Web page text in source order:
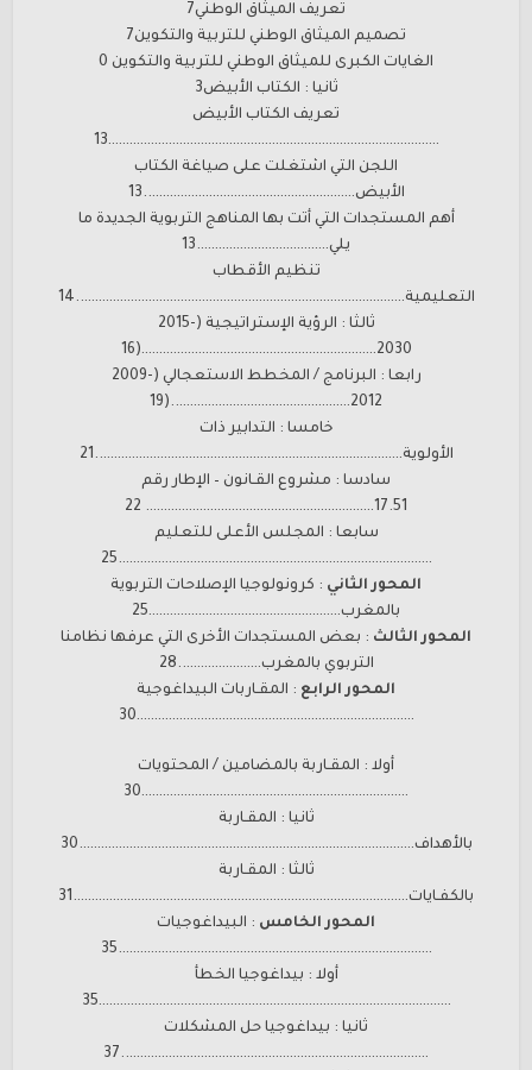
تعريف الميثاق الوطني7
تصميم الميثاق الوطني للتربية والتكوين7
الغايات الكبرى للميثاق الوطني للتربية والتكوين 0
ثانيا : الكتاب الأبيض3
تعريف الكتاب الأبيض
…………………………………………………………………………………13
اللجن التي اشتغلت على صياغة الكتاب
الأبيض…………………………………………………..13
أهم المستجدات التي أتت بها المناهج التربوية الجديدة ما
يلي……………………………….13
تنظيم الأقطاب
التعليمية………………………………………………………………………………..14
ثالثا : الرؤية الإستراتيجية (2015­
2030…………………………………………………………(16
رابعا : البرنامج / المخطط الاستعجالي (2009­
2012…………………………………………..(19
خامسا : التدابير ذات
الأولوية…………………………………………………………………………..21
سادسا : مشروع القـانون – الإطار رقم
17.51………………………………………………………. 22
سابعا : المجلس الأعلى للتعليم
…………………………………………………………………………….25
المحور الثاني : كرونولوجيا الإصلاحات التربوية
بالمغرب………………………………………………25
المحور الثالث : بعض المستجدات الأخرى التي عرفها نظامنا
التربوي بالمغرب…………………..28
المحور الرابع : المقـاربات البيداغوجية
……………………………………………………………………30
أولا : المقـاربة بالمضامين / المحتويات
…………………………………………………………………30
ثانيا : المقـاربة
بالأهداف………………………………………………………………………………….30
ثالثا : المقـاربة
بالكفـايات………………………………………………………………………………….31
المحور الخامس : البيداغوجيات
…………………………………………………………………………….35
أولا : بيداغوجيا الخطأ
………………………………………………………………………………………35
ثانيا : بيداغوجيا حل المشكلات
…………………………………………………………………………..37